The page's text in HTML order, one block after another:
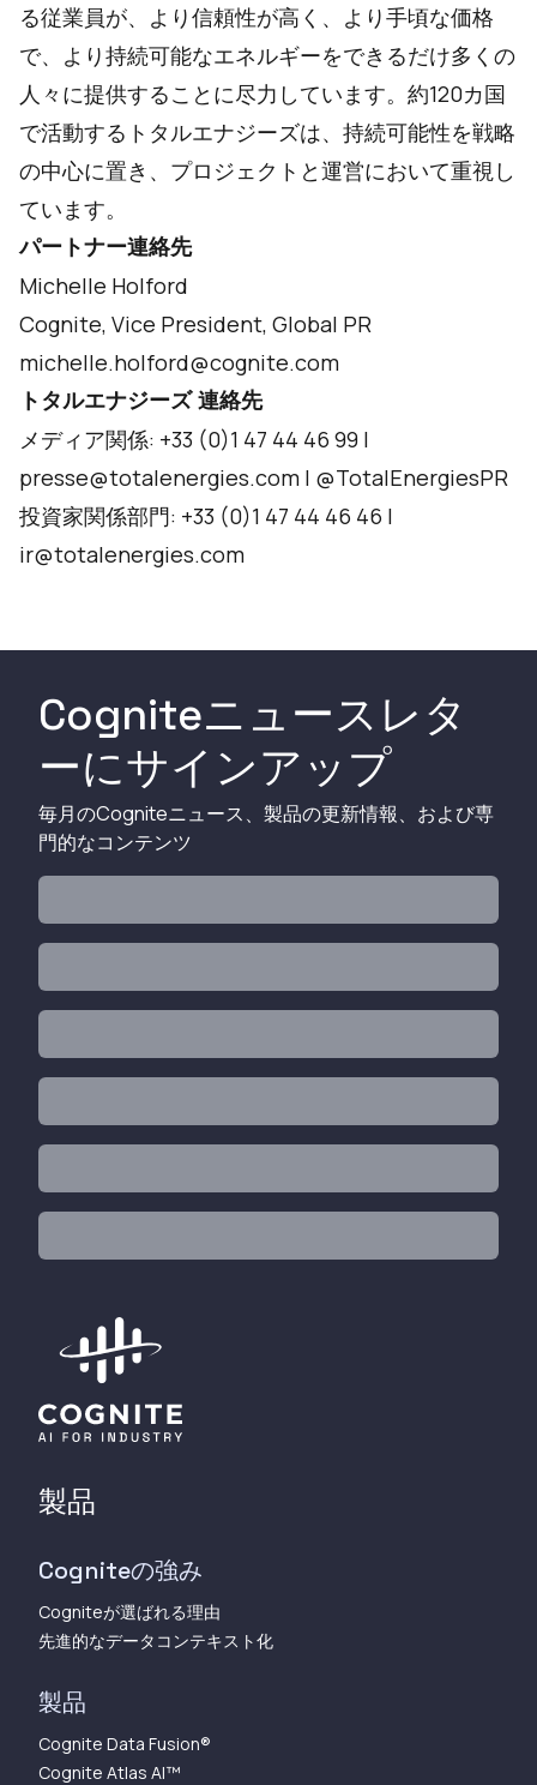
る従業員が、より信頼性が高く、より手頃な価格
で、より持続可能なエネルギーをできるだけ多くの
人々に提供することに尽力しています。約120カ国
で活動するトタルエナジーズは、持続可能性を戦略
の中心に置き、プロジェクトと運営において重視し
ています。
パートナー連絡先
Michelle Holford
Cognite, Vice President, Global PR
michelle.holford@cognite.com
トタルエナジーズ 連絡先
メディア関係: +33 (0)1 47 44 46 99 l
presse@totalenergies.com l @TotalEnergiesPR
投資家関係部門: +33 (0)1 47 44 46 46 l
ir@totalenergies.com
Cogniteニュースレタ
ーにサインアップ
毎月のCogniteニュース、製品の更新情報、および専
門的なコンテンツ
製品
Cogniteの強み
Cogniteが選ばれる理由
先進的なデータコンテキスト化
製品
Cognite Data Fusion®
Cognite Atlas AI™︎